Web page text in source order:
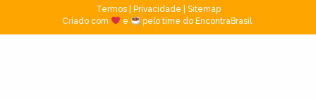
Termos| Privacidade
Sitemap
Criado com
e pelo time do EncontraBrasil